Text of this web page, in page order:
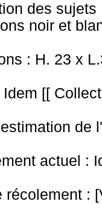
des
noir et
: H. 23 x
Idem [[
de
actuel :
récolement :